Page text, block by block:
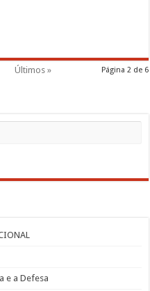
Página 2 de 6
Últimos »
e a Defesa